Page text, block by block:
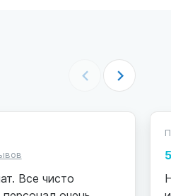
Все чисто